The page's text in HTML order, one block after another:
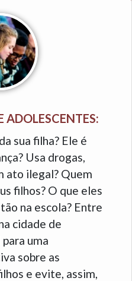
ADOLESCENTES:
sua filha? Ele é
Usa drogas,
ato ilegal? Quem
filhos? O que eles
na escola? Entre
cidade de
uma
sobre as
e evite, assim,